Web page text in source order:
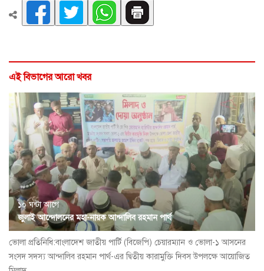
এই বিভাগের আরো খবর
১০ ঘন্টা আগে
জুলাই আন্দোলনের মহা-নায়ক আন্দালিব রহমান পার্থ
ভোলা প্রতিনিধি:বাংলাদেশ জাতীয় পার্টি (বিজেপি) চেয়ারম্যান ও ভোলা-১ আসনের
সংসদ সদস্য আন্দালিব রহমান পার্থ-এর দ্বিতীয় কারামুক্তি দিবস উপলক্ষে আয়োজিত